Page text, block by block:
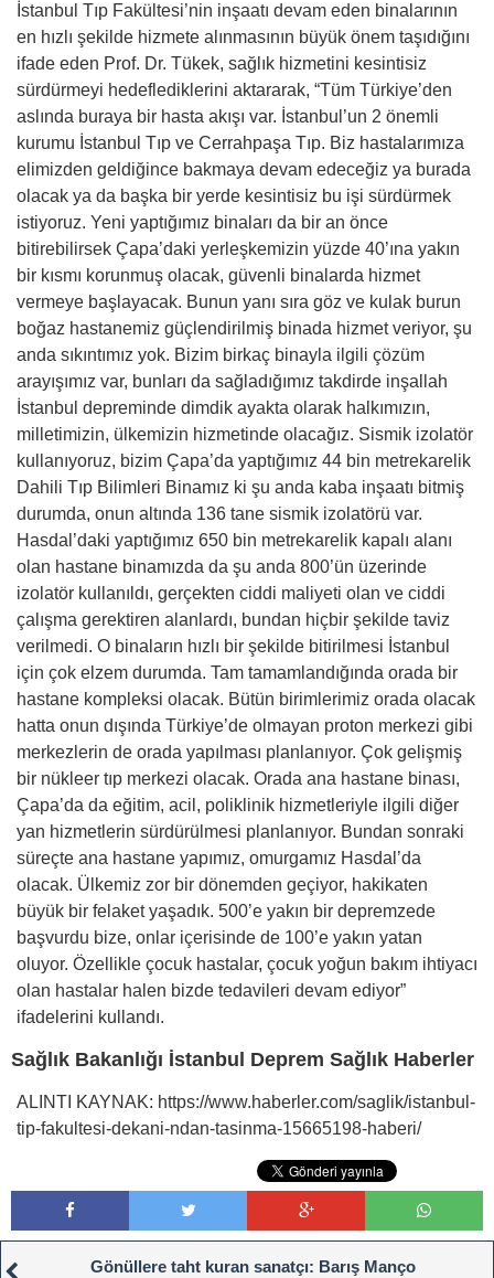
İstanbul Tıp Fakültesi’nin inşaatı devam eden binalarının
en hızlı şekilde hizmete alınmasının büyük önem taşıdığını
ifade eden Prof. Dr. Tükek, sağlık hizmetini kesintisiz
sürdürmeyi hedeflediklerini aktararak, “Tüm Türkiye’den
aslında buraya bir hasta akışı var. İstanbul’un 2 önemli
kurumu İstanbul Tıp ve Cerrahpaşa Tıp. Biz hastalarımıza
elimizden geldiğince bakmaya devam edeceğiz ya burada
olacak ya da başka bir yerde kesintisiz bu işi sürdürmek
istiyoruz. Yeni yaptığımız binaları da bir an önce
bitirebilirsek Çapa’daki yerleşkemizin yüzde 40’ına yakın
bir kısmı korunmuş olacak, güvenli binalarda hizmet
vermeye başlayacak. Bunun yanı sıra göz ve kulak burun
boğaz hastanemiz güçlendirilmiş binada hizmet veriyor, şu
anda sıkıntımız yok. Bizim birkaç binayla ilgili çözüm
arayışımız var, bunları da sağladığımız takdirde inşallah
İstanbul depreminde dimdik ayakta olarak halkımızın,
milletimizin, ülkemizin hizmetinde olacağız. Sismik izolatör
kullanıyoruz, bizim Çapa’da yaptığımız 44 bin metrekarelik
Dahili Tıp Bilimleri Binamız ki şu anda kaba inşaatı bitmiş
durumda, onun altında 136 tane sismik izolatörü var.
Hasdal’daki yaptığımız 650 bin metrekarelik kapalı alanı
olan hastane binamızda da şu anda 800’ün üzerinde
izolatör kullanıldı, gerçekten ciddi maliyeti olan ve ciddi
çalışma gerektiren alanlardı, bundan hiçbir şekilde taviz
verilmedi. O binaların hızlı bir şekilde bitirilmesi İstanbul
için çok elzem durumda. Tam tamamlandığında orada bir
hastane kompleksi olacak. Bütün birimlerimiz orada olacak
hatta onun dışında Türkiye’de olmayan proton merkezi gibi
merkezlerin de orada yapılması planlanıyor. Çok gelişmiş
bir nükleer tıp merkezi olacak. Orada ana hastane binası,
Çapa’da da eğitim, acil, poliklinik hizmetleriyle ilgili diğer
yan hizmetlerin sürdürülmesi planlanıyor. Bundan sonraki
süreçte ana hastane yapımız, omurgamız Hasdal’da
olacak. Ülkemiz zor bir dönemden geçiyor, hakikaten
büyük bir felaket yaşadık. 500’e yakın bir depremzede
başvurdu bize, onlar içerisinde de 100’e yakın yatan
oluyor. Özellikle çocuk hastalar, çocuk yoğun bakım ihtiyacı
olan hastalar halen bizde tedavileri devam ediyor”
ifadelerini kullandı.
Sağlık Bakanlığı İstanbul Deprem Sağlık Haberler
ALINTI KAYNAK: https://www.haberler.com/saglik/istanbul-
tip-fakultesi-dekani-ndan-tasinma-15665198-haberi/
Gönüllere taht kuran sanatçı: Barış Manço